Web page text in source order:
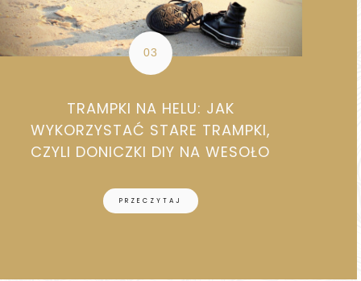
TRAMPKI NA HELU: JAK
WYKORZYSTAĆ STARE TRAMPKI,
CZYLI DONICZKI DIY NA WESOŁO
PRZECZYTAJ